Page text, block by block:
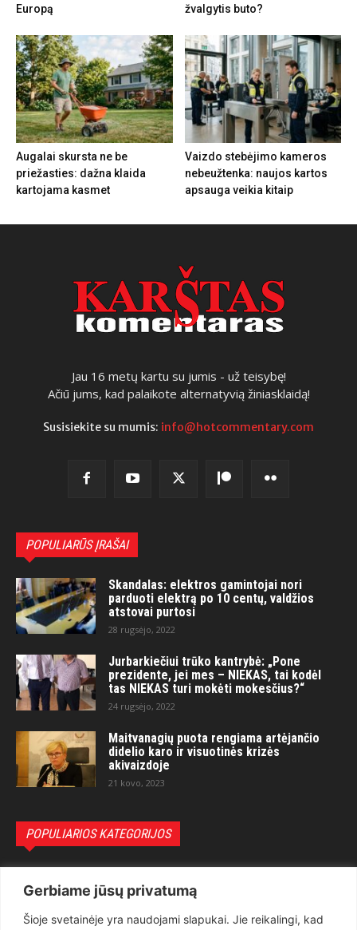
Gerbiame jūsų privatumą
Šioje svetainėje yra naudojami slapukai. Jie reikalingi, kad
Europą
žvalgytis buto?
Augalai skursta ne be
priežasties: dažna klaida
kartojama kasmet
Vaizdo stebėjimo kameros
nebeužtenka: naujos kartos
apsauga veikia kitaip
Jau 16 metų kartu su jumis - už teisybę!
Ačiū jums, kad palaikote alternatyvią žiniasklaidą!
Susisiekite su mumis: info@hotcommentary.com
POPULIARŪS ĮRAŠAI
Skandalas: elektros gamintojai nori
parduoti elektrą po 10 centų, valdžios
atstovai purtosi
28 rugsėjo, 2022
Jurbarkiečiui trūko kantrybė: „Pone
prezidente, jei mes – NIEKAS, tai kodėl
tas NIEKAS turi mokėti mokesčius?“
24 rugsėjo, 2022
Maitvanagių puota rengiama artėjančio
didelio karo ir visuotinės krizės
akivaizdoje
21 kovo, 2023
POPULIARIOS KATEGORIJOS
Teisėsauga
1497